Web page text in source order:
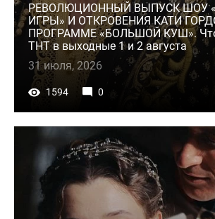
РЕВОЛЮЦИОННЫЙ ВЫПУСК ШОУ
ИГРЫ» И ОТКРОВЕНИЯ КАТИ
ПРОГРАММЕ «БОЛЬШОЙ КУШ». Что
ТНТ в выходные 1 и 2 августа
31 июля, 2026
1594 0